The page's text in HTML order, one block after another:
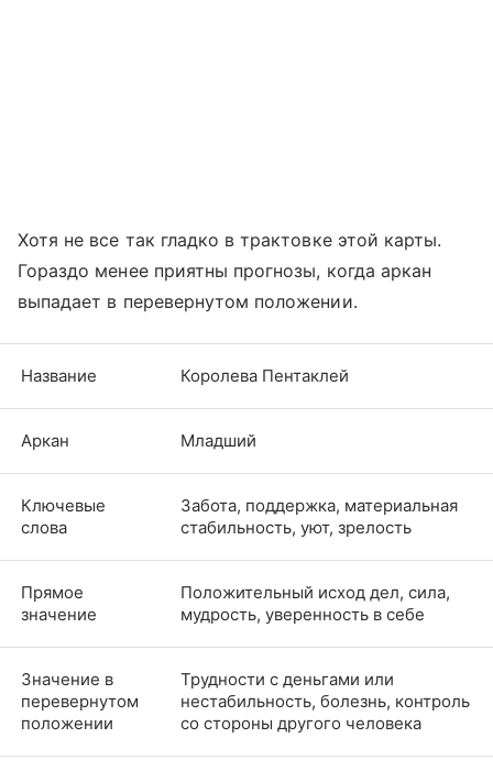
Хотя не все так гладко в трактовке этой карты.
Гораздо менее приятны прогнозы, когда аркан
выпадает в перевернутом положении.
Название Королева Пентаклей
Аркан Младший
Ключевые
слова
Забота, поддержка, материальная
стабильность, уют, зрелость
Прямое
значение
Положительный исход дел, сила,
мудрость, уверенность в себе
Значение в
перевернутом
положении
Трудности с деньгами или
нестабильность, болезнь, контроль
со стороны другого человека